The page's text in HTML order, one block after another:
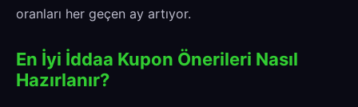
oranları her geçen ay artıyor.
En İyi İddaa Kupon Önerileri Nasıl
Hazırlanır?